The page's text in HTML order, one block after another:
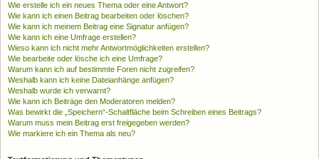
Wie erstelle ich ein neues Thema oder eine Antwort?
Wie kann ich einen Beitrag bearbeiten oder löschen?
Wie kann ich meinem Beitrag eine Signatur anfügen?
Wie kann ich eine Umfrage erstellen?
Wieso kann ich nicht mehr Antwortmöglichkeiten erstellen?
Wie bearbeite oder lösche ich eine Umfrage?
Warum kann ich auf bestimmte Foren nicht zugreifen?
Weshalb kann ich keine Dateianhänge anfügen?
Weshalb wurde ich verwarnt?
Wie kann ich Beiträge den Moderatoren melden?
Was bewirkt die „Speichern“-Schaltfläche beim Schreiben eines Beitrags?
Warum muss mein Beitrag erst freigegeben werden?
Wie markiere ich ein Thema als neu?